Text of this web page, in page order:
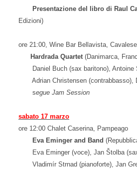
Presentazione del libro di Raul
Edizioni)
ore 21:00, Wine Bar Bellavista, Cavalese
Hardrada Quartet (Danimarca,
Daniel Buch (sax baritono), Antoine
Adrian Christensen (contrabbasso),
segue Jam Session
sabato 17 marzo
ore 12:00 Chalet Caserina , Pampeago
Eva Eminger and Band
Eva Eminger (voce), Jan Štolba
Vladimír Strnad (pianoforte), Jan